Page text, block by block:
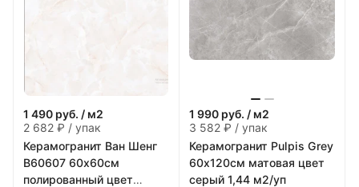
1 490 руб. / м2
2 682 ₽ / упак
Керамогранит Ван Шенг
В60607 60х60см
полированный цвет
1 990 руб. / м2
3 582 ₽ / упак
Керамогранит Pulpis Grey
60х120см матовая цвет
серый 1,44 м2/уп